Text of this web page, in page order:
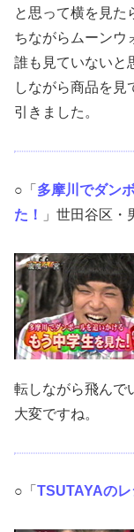
と思って横を見た
ちながらムーンウ
誰も見ていないと
しながら商品を見
引きました。
○「 多摩川でダン
た！
」世田谷区・
転しながら飛んで
大変ですね。
○「 TSUTAYAのレ